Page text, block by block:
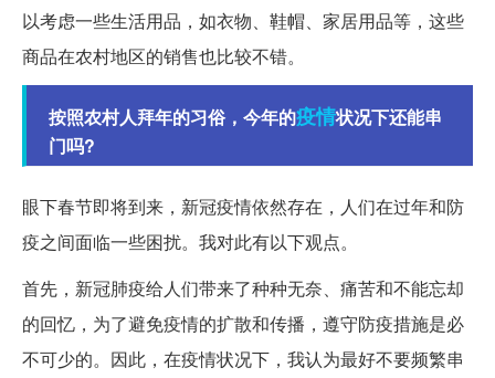
以考虑一些生活用品，如衣物、鞋帽、家居用品等，这些
商品在农村地区的销售也比较不错。
按照农村人拜年的习俗，今年的疫情状况下还能串
门吗?
眼下春节即将到来，新冠疫情依然存在，人们在过年和防
疫之间面临一些困扰。我对此有以下观点。
首先，新冠肺疫给人们带来了种种无奈、痛苦和不能忘却
的回忆，为了避免疫情的扩散和传播，遵守防疫措施是必
不可少的。因此，在疫情状况下，我认为最好不要频繁串